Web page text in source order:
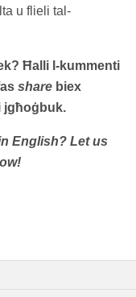
u flieli tal-
Ħalli l-kummenti
share biex
jgħoġbuk.
English? Let us